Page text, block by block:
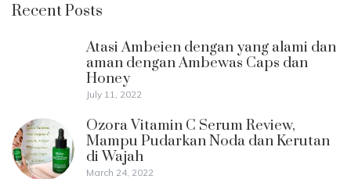
Recent Posts
Atasi Ambeien dengan yang alami dan
aman dengan Ambewas Caps dan
Honey
July 11, 2022
Ozora Vitamin C Serum Review,
Mampu Pudarkan Noda dan Kerutan
di Wajah
March 24, 2022